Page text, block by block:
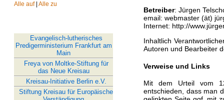
Alle auf| Alle zu
Evangelisch-lutherisches
Predigerministerium Frankfurt am
Main
Freya von Moltke-Stiftung für
das Neue Kreisau
Kreisau-Initiative Berlin e.V.
Stiftung Kreisau für Europäische
Betreiber: Jürgen
email: webmaster (ät)
Internet: http://
Inhaltlich
Autoren und Bearbeiter
Verweise und Links
Mit dem Urteil vom
entschieden, dass man